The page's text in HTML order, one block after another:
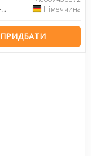
MERCEDES-BENZ
Німеччина
ПРИДБАТИ